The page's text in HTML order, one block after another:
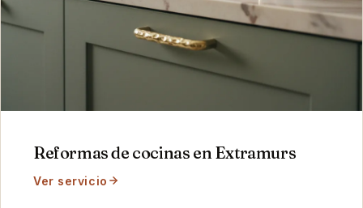
Reformas de cocinas en Extramurs
Ver servicio